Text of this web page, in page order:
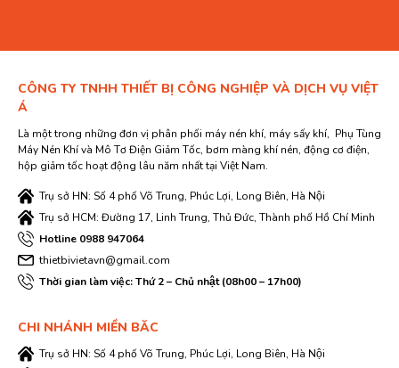
CÔNG TY TNHH THIẾT BỊ CÔNG NGHIỆP VÀ DỊCH VỤ VIỆT
Á
Là một trong những đơn vị phân phối máy nén khí, máy sấy khí, Phụ Tùng
Máy Nén Khí và Mô Tơ Điện Giảm Tốc, bơm màng khí nén, động cơ điện,
hộp giảm tốc hoạt động lâu năm nhất tại Việt Nam.
Trụ sở HN: Số 4 phố Võ Trung, Phúc Lợi, Long Biên, Hà Nội
Trụ sở HCM: Đường 17, Linh Trung, Thủ Đức, Thành phố Hồ Chí Minh
Hotline 0988 947064
thietbivietavn@gmail.com
Thời gian làm việc: Thứ 2 – Chủ nhật (08h00 – 17h00)
CHI NHÁNH MIỀN BĂC
Trụ sở HN: Số 4 phố Võ Trung, Phúc Lợi, Long Biên, Hà Nội